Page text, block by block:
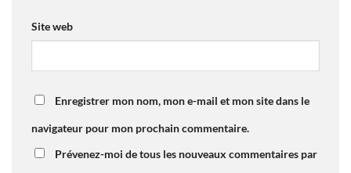
Site web
Enregistrer mon nom, mon e-mail et mon site dans le
navigateur pour mon prochain commentaire.
Prévenez-moi de tous les nouveaux commentaires par